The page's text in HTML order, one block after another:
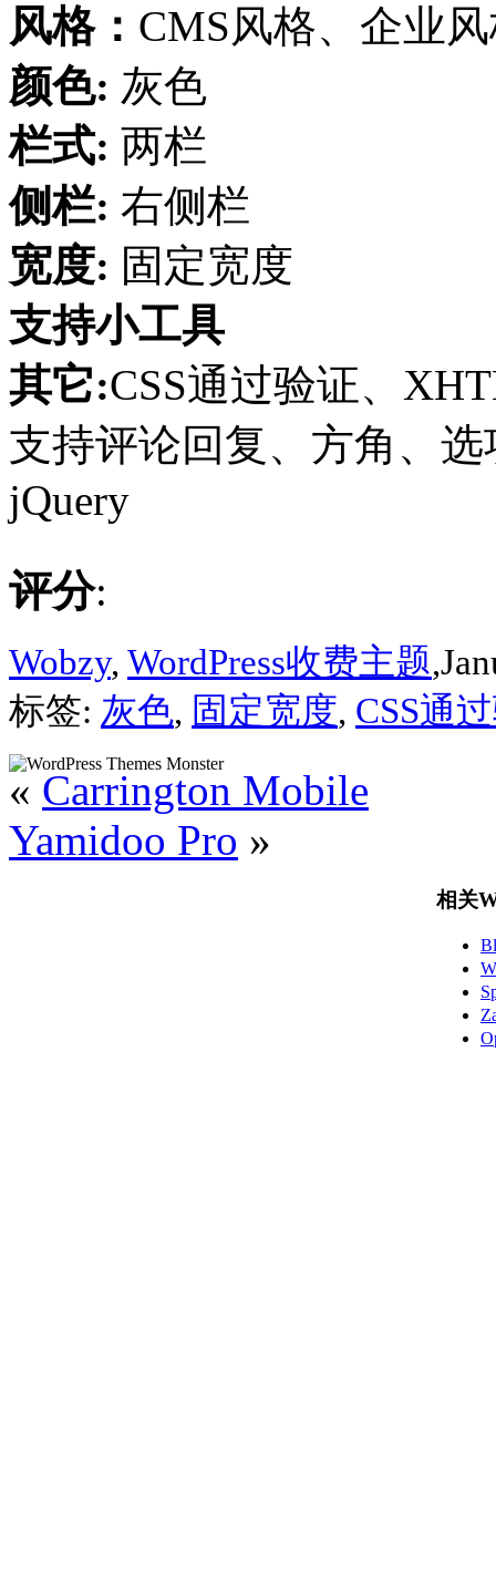
风格： CMS风格、企业
颜色: 灰色
栏式: 两栏
侧栏: 右侧栏
宽度: 固定宽度
支持小工具
其它:CSS通过验证、
支持评论回复、方角、选
jQuery
评分:
Wobzy, WordPress收费主题
标签: 灰色, 固定宽度, CSS通
« Carrington Mobile
Yamidoo Pro »
相关